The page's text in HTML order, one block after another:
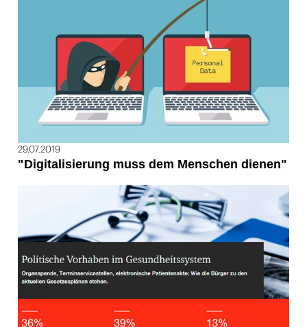
29.07.2019
"Digitalisierung muss dem Menschen dienen"